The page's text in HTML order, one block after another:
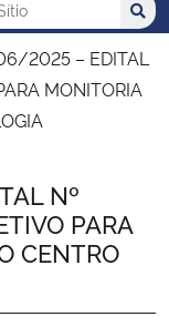
2025 – EDITAL
MONITORIA
Nº
PARA
CENTRO